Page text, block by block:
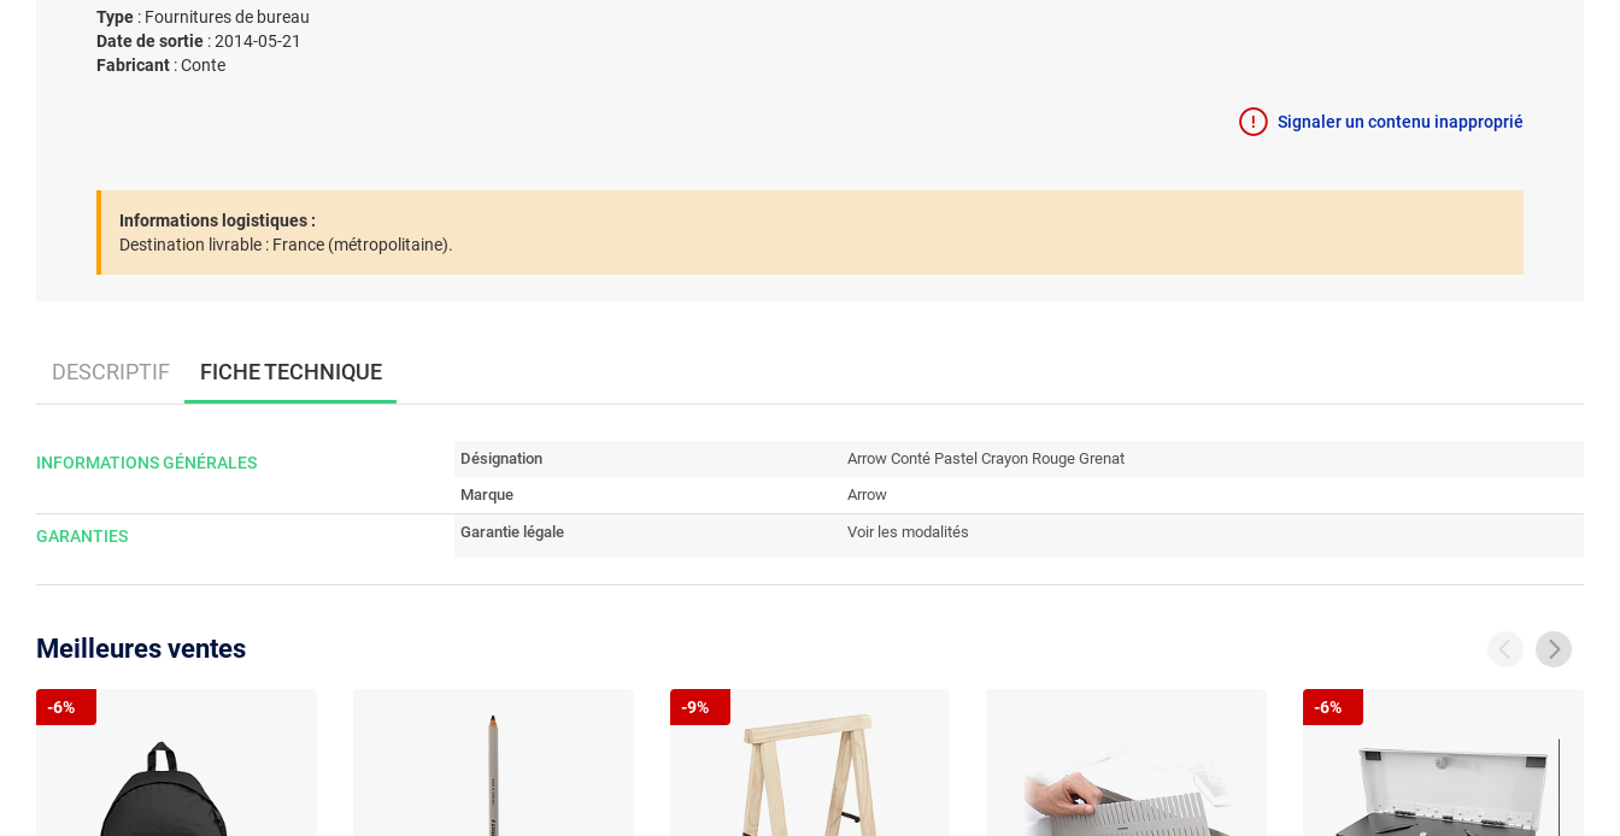
Type : Fournitures de bureau
Date de sortie : 2014-05-21
Fabricant : Conte
Signaler un contenu inapproprié
Informations logistiques :
Destination livrable : France (métropolitaine).
DESCRIPTIF FICHE TECHNIQUE
INFORMATIONS GÉNÉRALES Désignation
Arrow Conté Pastel Crayon Rouge Grenat
Marque
Arrow
GARANTIES Garantie légale Voir les modalités
Meilleures ventes
-6% -9% -6%